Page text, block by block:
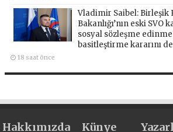
Vladimir Saibel: Birleşik
Bakanlığı’nın eski SVO
sosyal sözleşme
basitleştirme kararını
18 saat önce
Hakkımızda Künye